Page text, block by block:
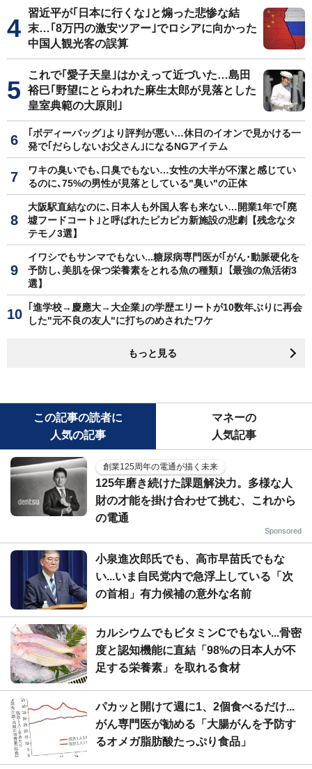
習近平が｢日本に行くな｣と煽った悲惨な結
末…｢8万円の激安ツアー｣でロシアに向かった
中国人観光客の誤算
これで｢愛子天皇｣はかえって近づいた…島田
裕巳｢野望にとらわれた麻生太郎が見落とした
皇室典範の大原則｣
｢ボディーバッグ｣より評判が悪い…休日のイオンで見かける一
発で｢だらしないお父さん｣になるNGアイテム
ワキの臭いでも､口臭でもない…女性の大半が不潔と感じてい
るのに､75%の男性が見落としている"臭い"の正体
大阪駅直結なのに､日本人も外国人客も来ない…開業1年で｢廃
墟フードコート｣と呼ばれたピカピカ新施設の悲劇【残念なタ
テモノ3選】
イワシでもサンマでもない...糖尿病専門医が｢がん･動脈硬化を
予防し､美肌を保つ栄養素をとれる魚の種類｣【最強の魚活術3
選】
｢進学校→慶應大→大企業｣の学歴エリートが10数年ぶりに再会
した"元不良の友人"に打ちのめされたワケ
もっと見る
この記事の読者に
人気の記事
マネーの
人気記事
創業125周年の電通が描く未来
125年磨き続けた課題解決力。多様な人
財の才能を掛け合わせて挑む、これから
の電通
Sponsored
小泉進次郎氏でも、高市早苗氏でもな
い...いま自民党内で急浮上している「次
の首相」有力候補の意外な名前
カルシウムでもビタミンCでもない...骨密
度と認知機能に直結「98%の日本人が不
足する栄養素」を取れる食材
パカッと開けて週に1、2個食べるだけ...
がん専門医が勧める「大腸がんを予防す
るオメガ脂肪酸たっぷり食品」